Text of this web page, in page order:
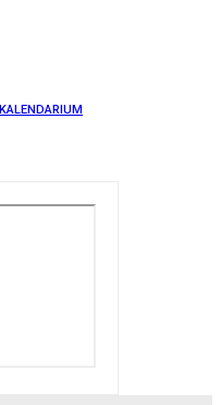
KALENDARIUM